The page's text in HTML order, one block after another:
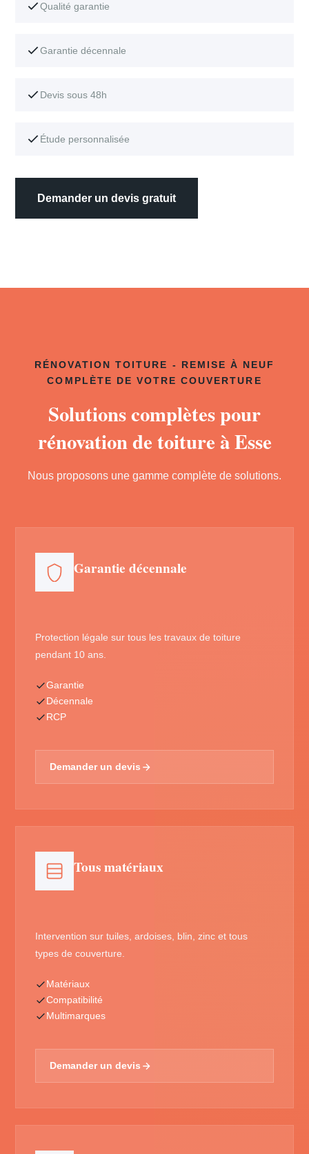
Qualité garantie
Garantie décennale
Devis sous 48h
Étude personnalisée
Demander un devis gratuit
RÉNOVATION TOITURE - REMISE À NEUF
COMPLÈTE DE VOTRE COUVERTURE
Solutions complètes pour
rénovation de toiture à Esse
Nous proposons une gamme complète de solutions.
Garantie décennale
Protection légale sur tous les travaux de toiture
pendant 10 ans.
Garantie
Décennale
RCP
Demander un devis
Tous matériaux
Intervention sur tuiles, ardoises, blin, zinc et tous
types de couverture.
Matériaux
Compatibilité
Multimarques
Demander un devis